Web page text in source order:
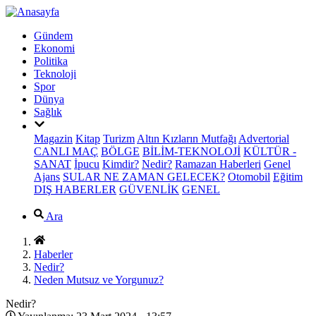
Gündem
Ekonomi
Politika
Teknoloji
Spor
Dünya
Sağlık
Magazin Kitap Turizm Altın Kızların Mutfağı Advertorial
CANLI MAÇ BÖLGE BİLİM-TEKNOLOJİ KÜLTÜR -
SANAT İpucu Kimdir? Nedir? Ramazan Haberleri Genel
Ajans SULAR NE ZAMAN GELECEK? Otomobil Eğitim
DIŞ HABERLER GÜVENLİK GENEL
Ara
Haberler
Nedir?
Neden Mutsuz ve Yorgunuz?
Nedir?